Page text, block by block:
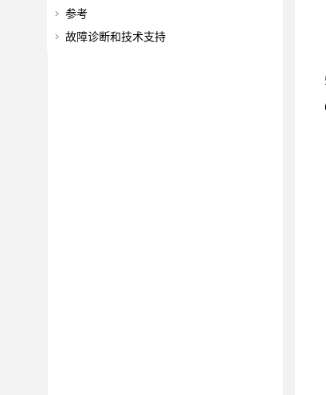
参考
故障诊断和技术支持